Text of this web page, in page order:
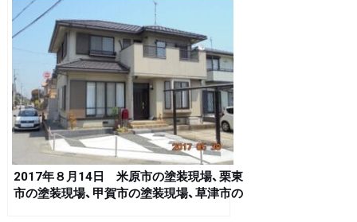
2017年８月14日 米原市の塗装現場、栗東
市の塗装現場、甲賀市の塗装現場、草津市の